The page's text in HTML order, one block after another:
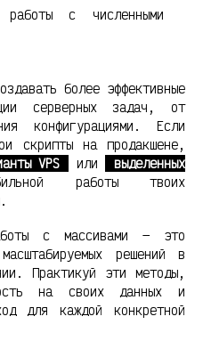
с численными
более эффективные
серверных задач, от
конфигурациями. Если
скрипты на продакшене,
VPS или
выделенных
работы твоих
с массивами — это
решений в
Практикуй эти методы,
на своих данных и
для каждой конкретной